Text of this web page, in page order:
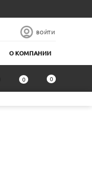
ВОЙТИ
О КОМПАНИИ
0 0